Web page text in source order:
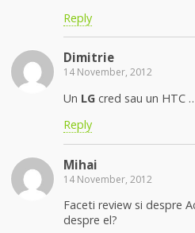
Reply
Dimitrie
14 November, 2012
Un LG cred sau un HTC
Reply
Mihai
14 November, 2012
Faceti review si despre
despre el?